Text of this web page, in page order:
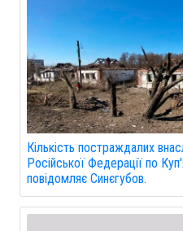
Кількість постраждалих
Російської Федерації по
повідомляє Синєгубов.